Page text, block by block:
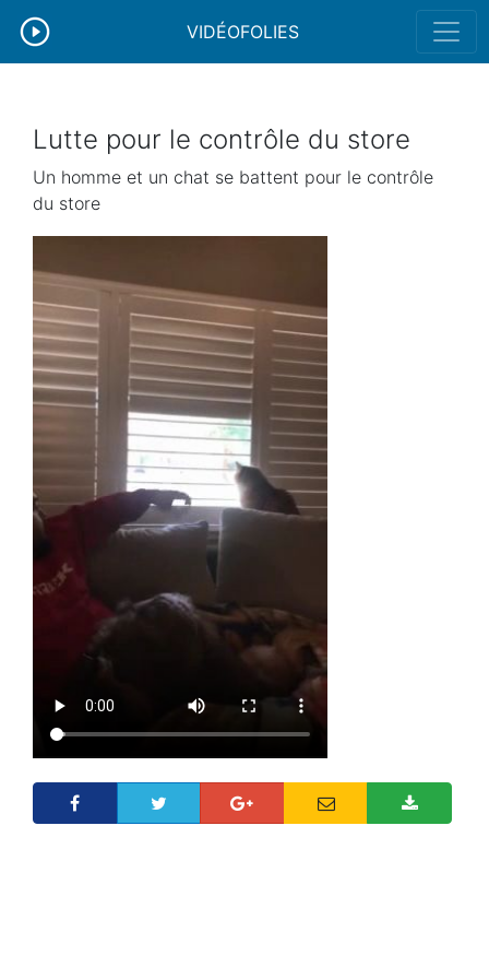
VIDÉOFOLIES
Lutte pour le contrôle du store
Un homme et un chat se battent pour le contrôle
du store